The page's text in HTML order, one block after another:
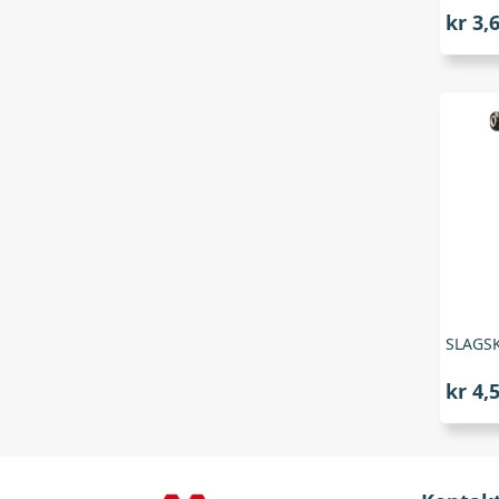
kr
kr